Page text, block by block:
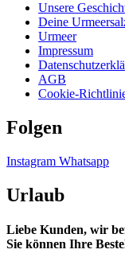
Unsere
Deine
Urmeer
Impressum
AGB
Cookie-
Folgen
Instagram Whatsapp
Urlaub
Liebe Kunden, wir
Sie können Ihre